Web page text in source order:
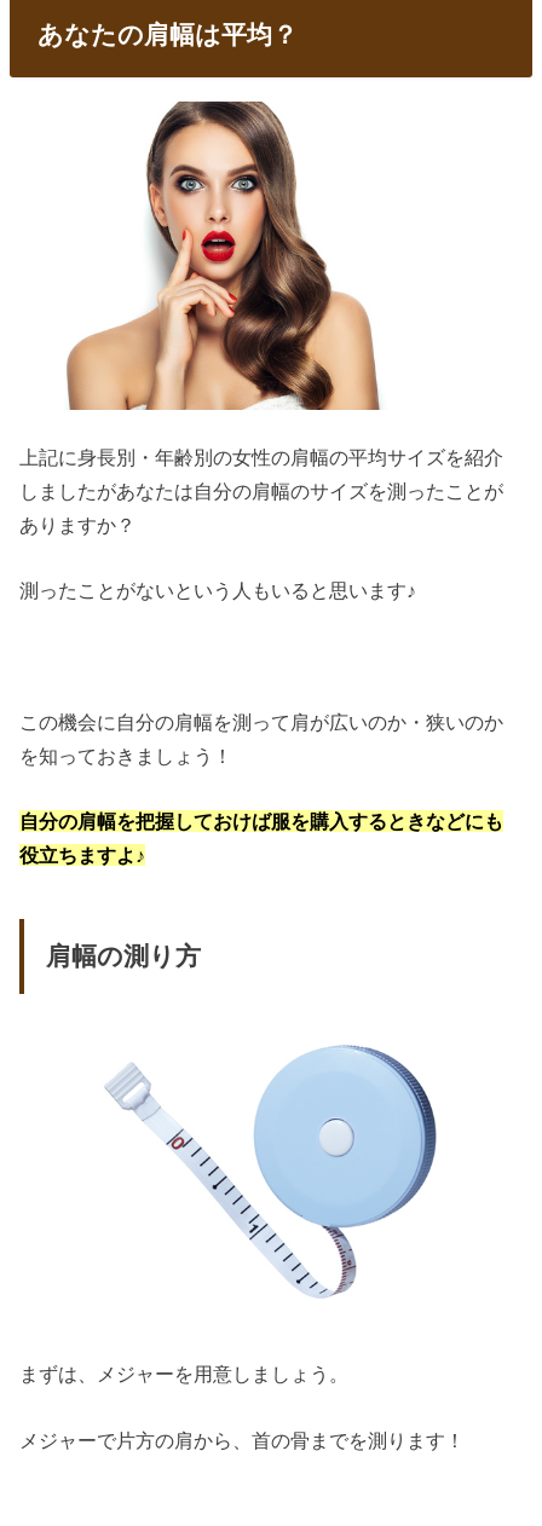
あなたの肩幅は平均？
上記に身長別・年齢別の女性の肩幅の平均サイズを紹介
しましたがあなたは自分の肩幅のサイズを測ったことが
ありますか？
測ったことがないという人もいると思います♪
この機会に自分の肩幅を測って肩が広いのか・狭いのか
を知っておきましょう！
自分の肩幅を把握しておけば服を購入するときなどにも
役立ちますよ♪
肩幅の測り方
まずは、メジャーを用意しましょう。
メジャーで片方の肩から、首の骨までを測ります！